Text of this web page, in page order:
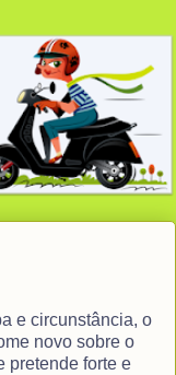
e circunstância, o
novo sobre o
pretende forte e